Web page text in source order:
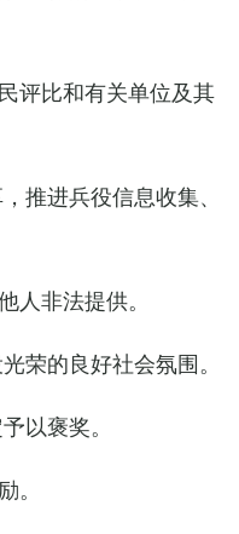
评比和有关单位及其
推进兵役信息收集、
非法提供。
荣的良好社会氛围。
以褒奖。